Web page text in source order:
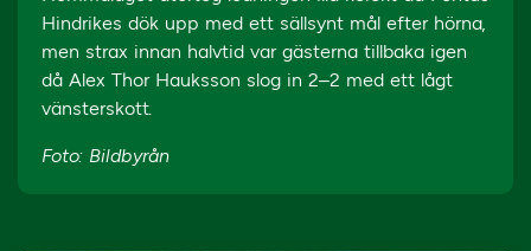
Hindrikes dök upp med ett sällsynt mål efter hörna,
men strax innan halvtid var gästerna tillbaka igen
då Alex Thor Hauksson slog in 2–2 med ett lågt
vänsterskott.
Foto: Bildbyrån